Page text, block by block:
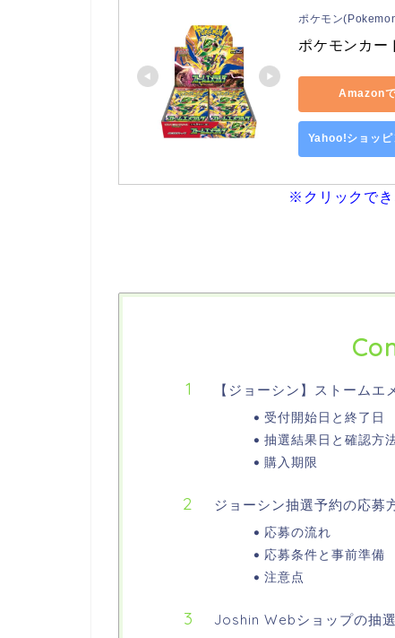
ポケモン
ポケモンカー
Amazon
Yahoo!ショッピ
※クリックでき
【ジョーシン】ストーム
受付開始日と終了日
抽選結果日と確認方
購入期限
ジョーシン抽選予約の応募
応募の流れ
応募条件と事前準備
注意点
Joshin Webショップの抽